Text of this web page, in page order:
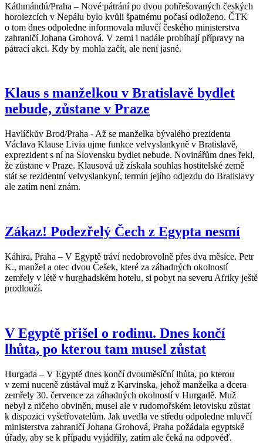
Káthmándú/Praha – Nové pátrání po dvou pohřešovaných českých
horolezcích v Nepálu bylo kvůli špatnému počasí odloženo. ČTK
o tom dnes odpoledne informovala mluvčí českého ministerstva
zahraničí Johana Grohová. V zemi i nadále probíhají přípravy na
pátrací akci. Kdy by mohla začít, ale není jasné.
Klaus s manželkou v Bratislavě bydlet
nebude, zůstane v Praze
Havlíčkův Brod/Praha - Až se manželka bývalého prezidenta
Václava Klause Livia ujme funkce velvyslankyně v Bratislavě,
exprezident s ní na Slovensku bydlet nebude. Novinářům dnes řekl,
že zůstane v Praze. Klausová už získala souhlas hostitelské země
stát se rezidentní velvyslankyní, termín jejího odjezdu do Bratislavy
ale zatím není znám.
Zákaz! Podezřelý Čech z Egypta nesmí
Káhira, Praha – V Egyptě tráví nedobrovolně přes dva měsíce. Petr
K., manžel a otec dvou Češek, které za záhadných okolností
zemřely v létě v hurghadském hotelu, si pobyt na severu Afriky ještě
prodlouží.
V Egyptě přišel o rodinu. Dnes končí
lhůta, po kterou tam musel zůstat
Hurgada – V Egyptě dnes končí dvouměsíční lhůta, po kterou
v zemi nuceně zůstával muž z Karvinska, jehož manželka a dcera
zemřely 30. července za záhadných okolností v Hurgadě. Muž
nebyl z ničeho obviněn, musel ale v rudomořském letovisku zůstat
k dispozici vyšetřovatelům. Jak uvedla ve středu odpoledne mluvčí
ministerstva zahraničí Johana Grohová, Praha požádala egyptské
úřady, aby se k případu vyjádřily, zatím ale čeká na odpověď.